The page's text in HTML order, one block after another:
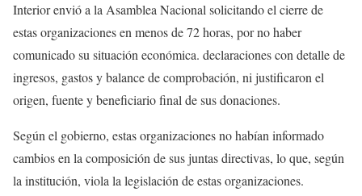
Interior envió a la Asamblea Nacional solicitando el cierre de
estas organizaciones en menos de 72 horas, por no haber
comunicado su situación económica. declaraciones con detalle de
ingresos, gastos y balance de comprobación, ni justificaron el
origen, fuente y beneficiario final de sus donaciones.
Según el gobierno, estas organizaciones no habían informado
cambios en la composición de sus juntas directivas, lo que, según
la institución, viola la legislación de estas organizaciones.